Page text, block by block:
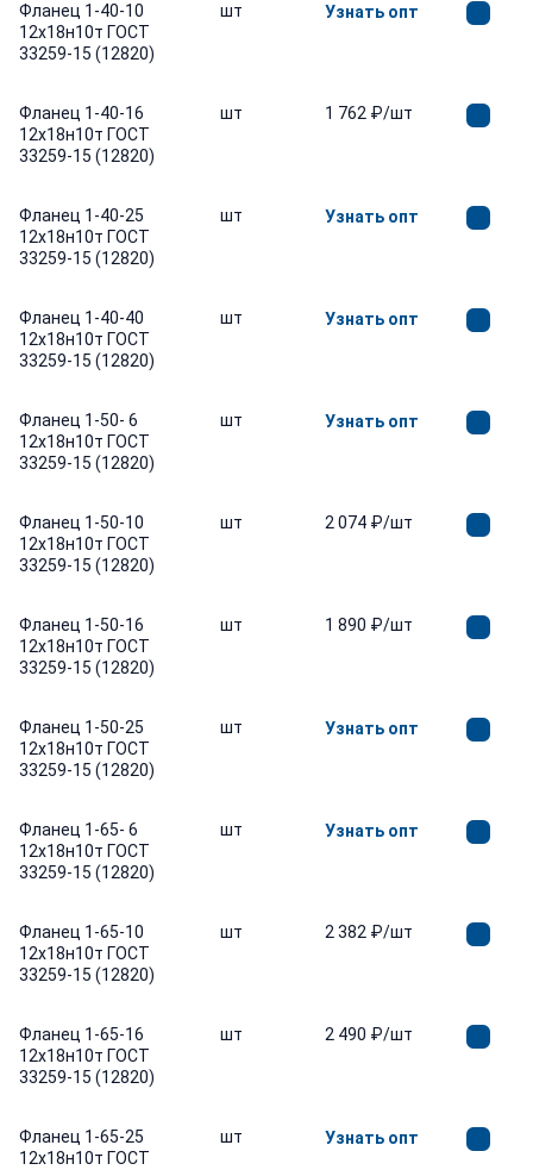
Фланец 1-40-10
12х18н10т ГОСТ
33259-15 (12820)
шт Узнать опт
Фланец 1-40-16
12х18н10т ГОСТ
33259-15 (12820)
шт 1 762 ₽/шт
Фланец 1-40-25
12х18н10т ГОСТ
33259-15 (12820)
шт Узнать опт
Фланец 1-40-40
12х18н10т ГОСТ
33259-15 (12820)
шт Узнать опт
Фланец 1-50- 6
12х18н10т ГОСТ
33259-15 (12820)
шт Узнать опт
Фланец 1-50-10
12х18н10т ГОСТ
33259-15 (12820)
шт 2 074 ₽/шт
Фланец 1-50-16
12х18н10т ГОСТ
33259-15 (12820)
шт 1 890 ₽/шт
Фланец 1-50-25
12х18н10т ГОСТ
33259-15 (12820)
шт Узнать опт
Фланец 1-65- 6
12х18н10т ГОСТ
33259-15 (12820)
шт Узнать опт
Фланец 1-65-10
12х18н10т ГОСТ
33259-15 (12820)
шт 2 382 ₽/шт
Фланец 1-65-16
12х18н10т ГОСТ
33259-15 (12820)
шт 2 490 ₽/шт
Фланец 1-65-25
12х18н10т ГОСТ
шт Узнать опт